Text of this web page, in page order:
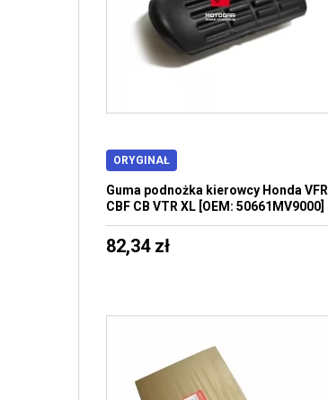
ORYGINAŁ
Guma podnożka kierowcy Honda VFR
CBF CB VTR XL [OEM: 50661MV9000]
82,34 zł